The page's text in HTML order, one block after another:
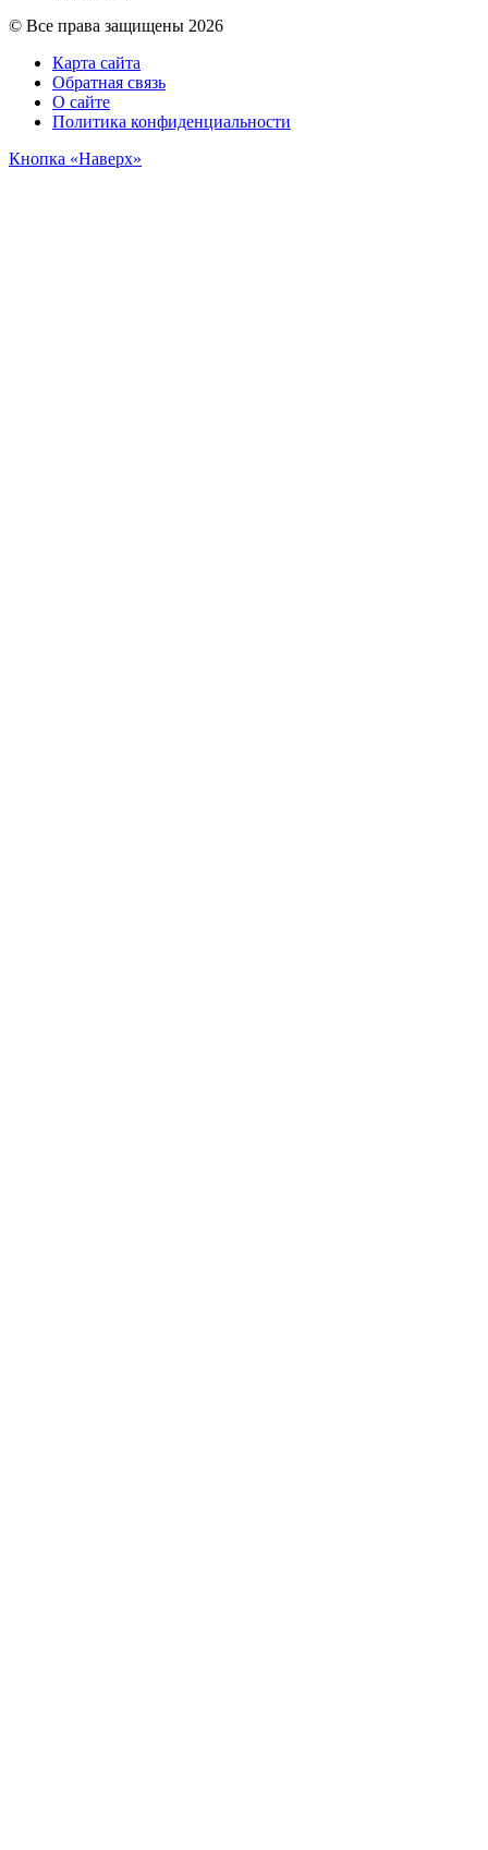
© Все права защищены 2026
Карта сайта
Обратная связь
О сайте
Политика конфиденциальности
Кнопка «Наверх»